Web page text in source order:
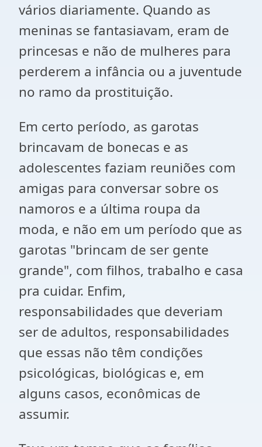
vários diariamente. Quando as
meninas se fantasiavam, eram de
princesas e não de mulheres para
perderem a infância ou a juventude
no ramo da prostituição.
Em certo período, as garotas
brincavam de bonecas e as
adolescentes faziam reuniões com
amigas para conversar sobre os
namoros e a última roupa da
moda, e não em um período que as
garotas "brincam de ser gente
grande", com filhos, trabalho e casa
pra cuidar. Enfim,
responsabilidades que deveriam
ser de adultos, responsabilidades
que essas não têm condições
psicológicas, biológicas e, em
alguns casos, econômicas de
assumir.